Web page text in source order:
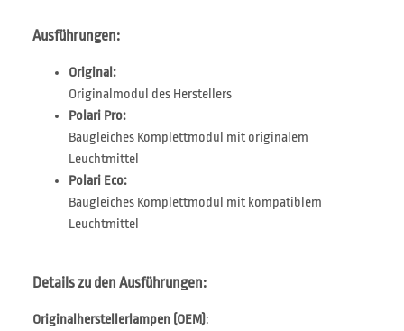
Ausführungen:
Original:
Originalmodul des Herstellers
Polari Pro:
Baugleiches Komplettmodul mit originalem
Leuchtmittel
Polari Eco:
Baugleiches Komplettmodul mit kompatiblem
Leuchtmittel
Details zu den Ausführungen:
Originalherstellerlampen (OEM):